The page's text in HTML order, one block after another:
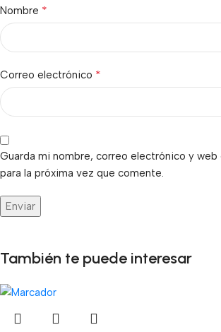
Nombre *
Correo electrónico *
Guarda mi nombre, correo electrónico y
para la próxima vez que comente.
También te puede interesar